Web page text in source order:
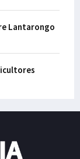
Lantarongo